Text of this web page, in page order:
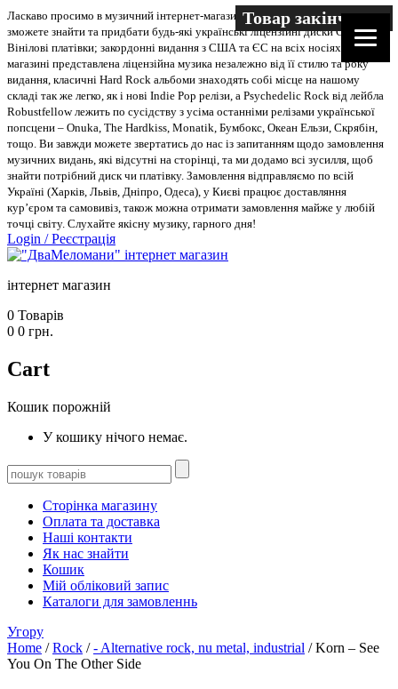
Ласкаво просимо в музичний інтернет-магазин “Два меломани”. У нас Ви
зможете знайти та придбати будь-які українські ліцензійні диски CD, DVD,
Вінілові платівки; закордонні видання з США та ЄС на всіх носіях. В
магазині представлена ліцензійна музика незалежно від її стилю та року
видання, класичні Hard Rock альбоми знаходять собі місце на нашому
складі так же легко, як і нові Indie Pop релізи, а Psychedelic Rock від лейбла
Robustfellow лежить по сусідству з усіма останніми релізами української
попсцени – Onuka, The Hardkiss, Monatik, Бумбокс, Океан Ельзи, Скрябін,
тощо. Ви завжди можете звертатись до нас із запитанням щодо замовлення
музичних видань, які відсутні на сторінці, та ми додамо всі зусилля, щоб
знайти потрібний диск чи платівку. Замовлення відправляємо по всій
Україні (Харків, Львів, Дніпро, Одеса), у Києві працює доставляння
кур’єром та самовивіз, також можна отримати замовлення майже у любій
точці світу. Слухайте якісну музику, гарного дня!
Login /Реєстрація
інтернет магазин
0 Товарів
0 0 грн.
Cart
Кошик порожній
У кошику нічого немає.
Сторінка магазину
Оплата та доставка
Наші контакти
Як нас знайти
Кошик
Мій обліковий запис
Каталоги для замовленнь
Угору
Home /Rock /- Alternative rock, nu metal, industrial / Korn – See
You On The Other Side
Товар закінчився